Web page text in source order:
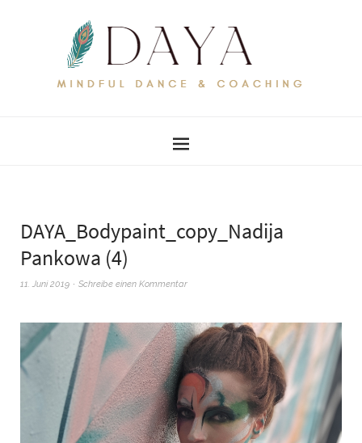
DAYA_Bodypaint_copy_Nadija
Pankowa (4)
11. Juni 2019 Schreibe einen Kommentar